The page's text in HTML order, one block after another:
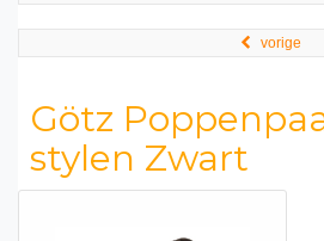
vorige
Götz
stylen Zwart